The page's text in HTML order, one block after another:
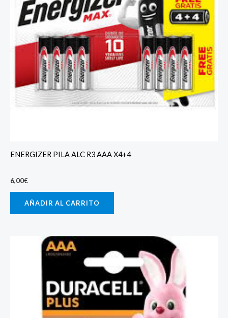
ENERGIZER PILA ALC R3 AAA X4+4
6,00€
AÑADIR AL CARRITO